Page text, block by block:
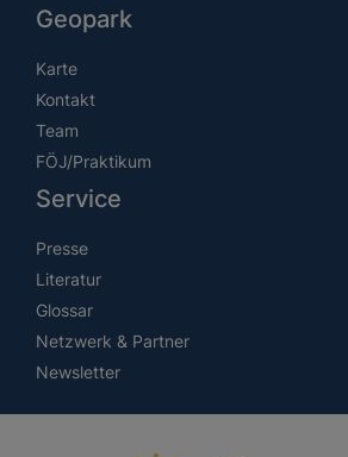
Geopark
Karte
Kontakt
Team
FÖJ/Praktikum
Service
Presse
Literatur
Glossar
Netzwerk & Partner
Newsletter